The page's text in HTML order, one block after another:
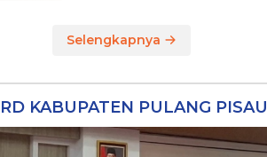
Selengkapnya
KABUPATEN PULANG PISAU